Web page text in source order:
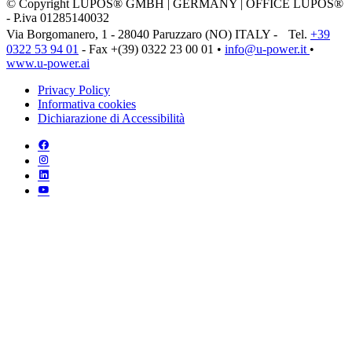
© Copyright LUPOS® GMBH | GERMANY | OFFICE LUPOS®
- P.iva 01285140032
Via Borgomanero, 1 - 28040 Paruzzaro (NO) ITALY - Tel. +39
0322 53 94 01 - Fax +(39) 0322 23 00 01 • info@u‑power.it •
www.u‑power.ai
Privacy Policy
Informativa cookies
Dichiarazione di Accessibilità